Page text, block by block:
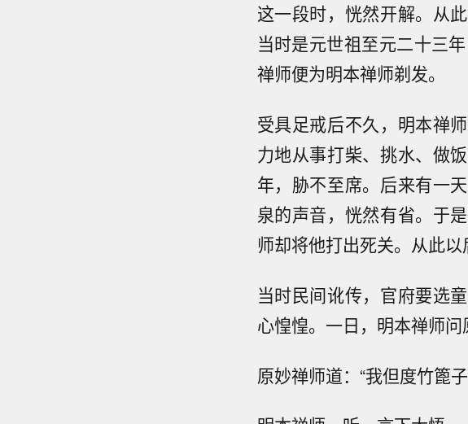
这一段时，恍然开解。从
当时是元世祖至元二十三
禅师便为明本禅师剃发。
受具足戒后不久，明本禅
力地从事打柴、挑水、做
年，胁不至席。后来有一
泉的声音，恍然有省。于
师却将他打出死关。从此以
当时民间讹传，官府要选
心惶惶。一日，明本禅师
原妙禅师道：“我但度竹篦